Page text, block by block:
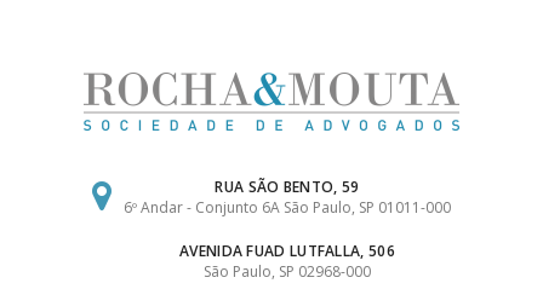
RUA SÃO BENTO, 59
6º Andar - Conjunto 6A São Paulo, SP 01011-000
AVENIDA FUAD LUTFALLA, 506
São Paulo, SP 02968-000